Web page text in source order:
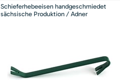
Schieferhebeeisen handgeschmiedet
sächsische Produktion / Adner